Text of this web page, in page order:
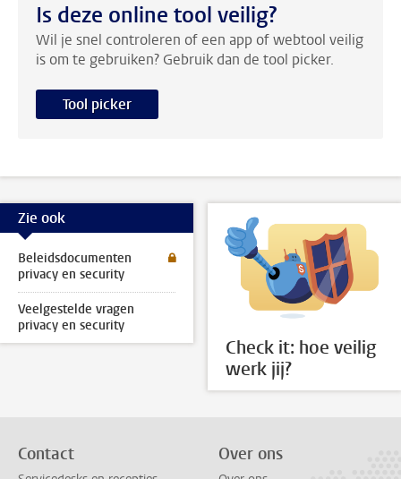
Is deze online tool veilig?
Wil je snel controleren of een app of webtool veilig
is om te gebruiken? Gebruik dan de tool picker.
Tool picker
Zie ook
Beleidsdocumenten
privacy en security
Veelgestelde vragen
privacy en security
Check it: hoe veilig
werk jij?
Contact Over ons